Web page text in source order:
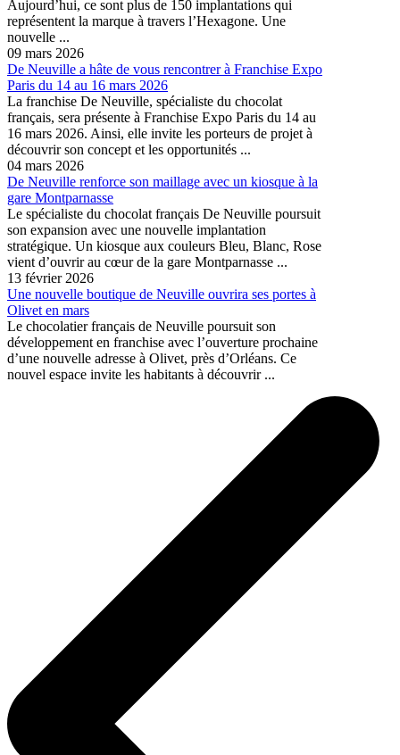
Aujourd’hui, ce sont plus de 150 implantations qui
représentent la marque à travers l’Hexagone. Une
nouvelle ...
09 mars 2026
De Neuville a hâte de vous rencontrer à Franchise Expo
Paris du 14 au 16 mars 2026
La franchise De Neuville, spécialiste du chocolat
français, sera présente à Franchise Expo Paris du 14 au
16 mars 2026. Ainsi, elle invite les porteurs de projet à
découvrir son concept et les opportunités ...
04 mars 2026
De Neuville renforce son maillage avec un kiosque à la
gare Montparnasse
Le spécialiste du chocolat français De Neuville poursuit
son expansion avec une nouvelle implantation
stratégique. Un kiosque aux couleurs Bleu, Blanc, Rose
vient d’ouvrir au cœur de la gare Montparnasse ...
13 février 2026
Une nouvelle boutique de Neuville ouvrira ses portes à
Olivet en mars
Le chocolatier français de Neuville poursuit son
développement en franchise avec l’ouverture prochaine
d’une nouvelle adresse à Olivet, près d’Orléans. Ce
nouvel espace invite les habitants à découvrir ...